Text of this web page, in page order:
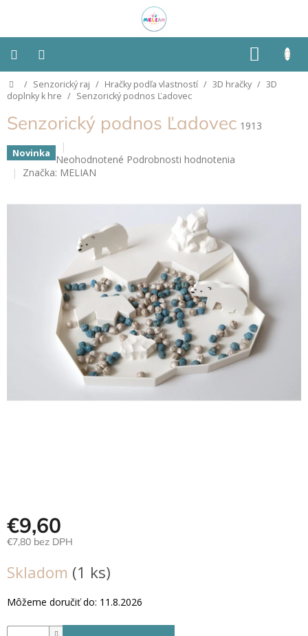
KOŠÍK
Montessori
Detská
izba
Senzorické
pomôcky
príležitosti
Prihlásenie
Domov
/ Senzorický raj / Hračky podľa vlastností / 3D hračky / 3D
doplnky k hre / Senzorický podnos Ľadovec
Senzorický podnos Ľadovec 1913
Novinka Priemerné
hodnotenie
hviezdičiek.
Neohodnotené Podrobnosti hodnotenia
Značka: MELIAN
€9,60
€7,80 bez DPH
cena:
Skladom (1 ks)
Môžeme doručiť do: 11.8.2026